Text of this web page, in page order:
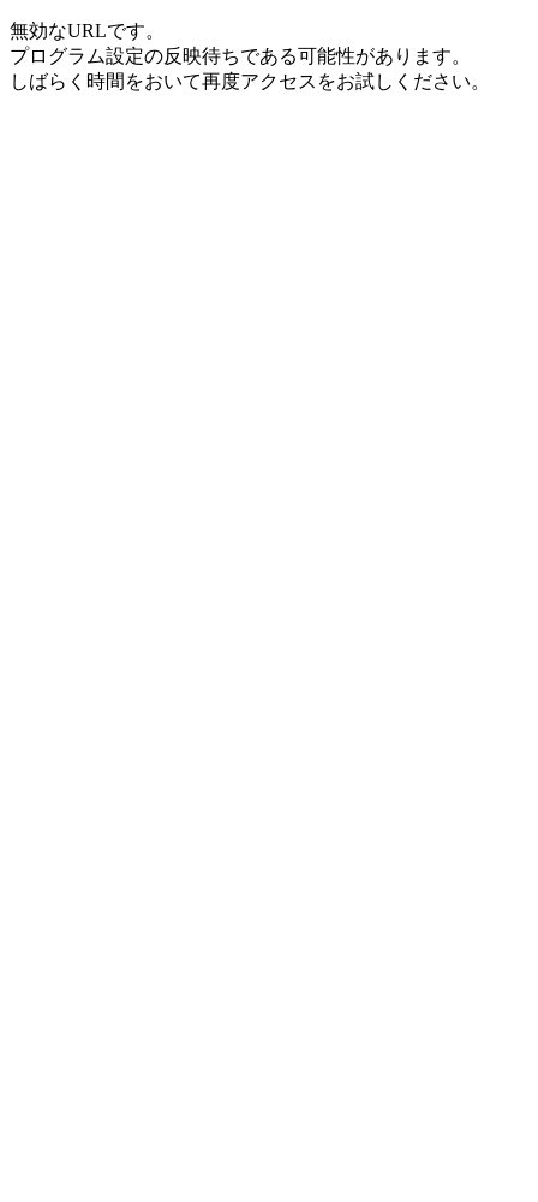
無効なURLです。
プログラム設定の反映待ちである可能性があります。
しばらく時間をおいて再度アクセスをお試しください。